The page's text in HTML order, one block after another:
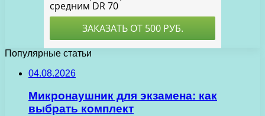
Популярные статьи
04.08.2026
Микронаушник для экзамена: как
выбрать комплект